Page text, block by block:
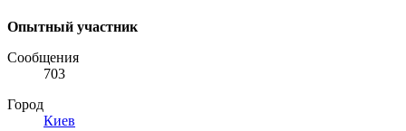
Опытный участник
Сообщения
703
Город
Киев